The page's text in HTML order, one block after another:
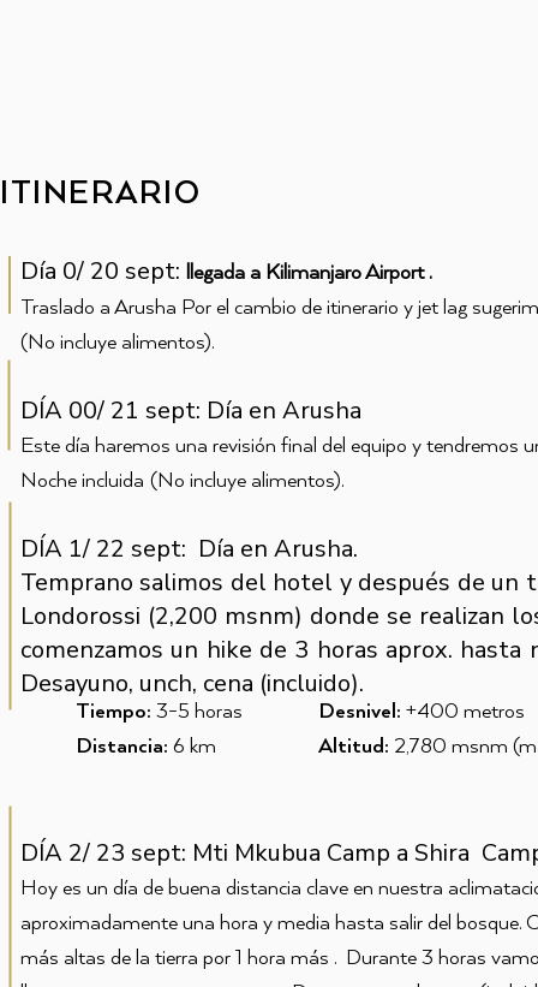
ITINERARIO
Día 0/ 20 sept: llegada a Kilimanjaro Airport .
Traslado a Arusha Por el cambio de itinerario y jet lag
(No incluye alimentos).
DÍA 00/ 21 sept: Día en Arusha
Este día haremos una revisión final del equipo y tendremos
Noche incluida (No incluye alimentos).
DÍA 1/ 22 sept: Día en Arusha.
Temprano salimos del hotel y después de
Londorossi (2,200 msnm) donde se realizan
comenzamos un hike de 3 horas aprox.
Desayuno, unch, cena (incluido).
DÍA 2/ 23 sept: Mti Mkubua Camp a Shira
Hoy es un día de buena distancia clave en nuestra
aproximadamente una hora y media hasta salir del
más altas de la tierra por 1 hora más . Durante 3 horas
Tiempo: 3-5 horas
Distancia: 6 km
Desnivel: +400 metros
Altitud: 2,780 msnm